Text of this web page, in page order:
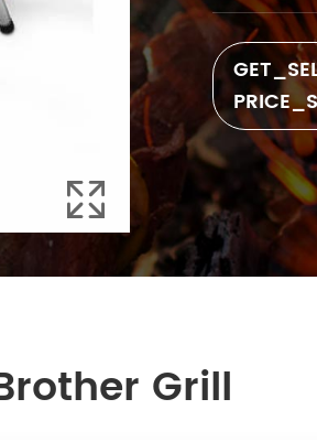

Grill